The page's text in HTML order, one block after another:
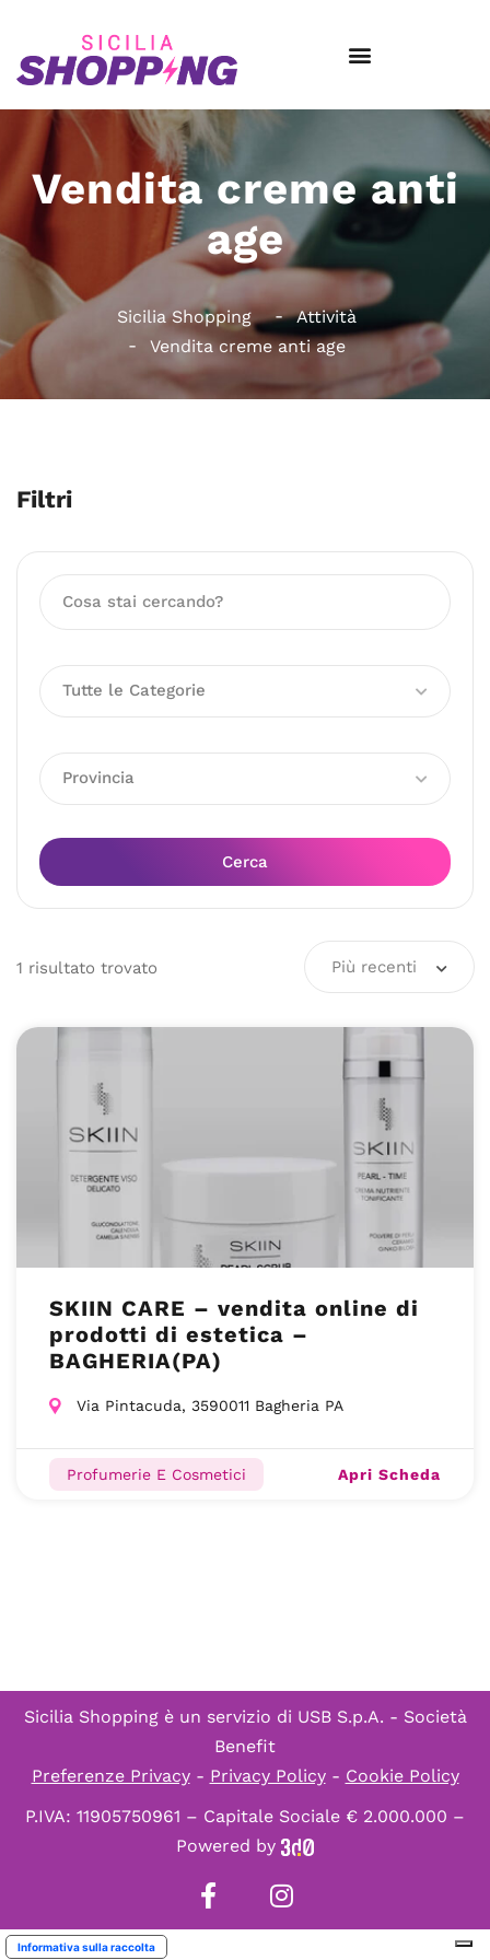
Vendita creme anti
age
Sicilia Shopping
Attività
Vendita creme anti age
Filtri
Tutte le Categorie
Provincia
Cerca
1 risultato trovato Più recenti
SKIIN CARE – vendita online di
prodotti di estetica –
BAGHERIA(PA)
Via Pintacuda, 3590011 Bagheria PA
Profumerie E Cosmetici Apri Scheda
Sicilia Shopping è un servizio di USB S.p.A. - Società
Benefit
Preferenze Privacy- Privacy Policy- Cookie Policy
P.IVA: 11905750961 – Capitale Sociale € 2.000.000 –
Powered by
Informativa sulla raccolta